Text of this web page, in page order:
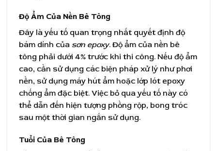
Độ Ẩm Của Nền Bê Tông
Đây là yếu tố quan trọng nhất quyết định độ
bám dính của sơn epoxy. Độ ẩm của nền bê
tông phải dưới 4% trước khi thi công. Nếu độ ẩm
cao, cần sử dụng các biện pháp xử lý như phơi
nền, sử dụng máy hút ẩm hoặc lớp lót epoxy
chống ẩm đặc biệt. Việc bỏ qua yếu tố này có
thể dẫn đến hiện tượng phồng rộp, bong tróc
sau một thời gian ngắn sử dụng.
Tuổi Của Bê Tông